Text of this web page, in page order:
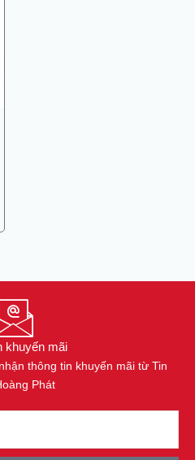
khuyến mãi
thông tin khuyến mãi từ Tin
Phát